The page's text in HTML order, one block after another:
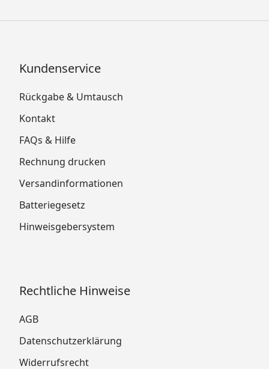
Kundenservice
Rückgabe & Umtausch
Kontakt
FAQs & Hilfe
Rechnung drucken
Versandinformationen
Batteriegesetz
Hinweisgebersystem
Rechtliche Hinweise
AGB
Datenschutzerklärung
Widerrufsrecht